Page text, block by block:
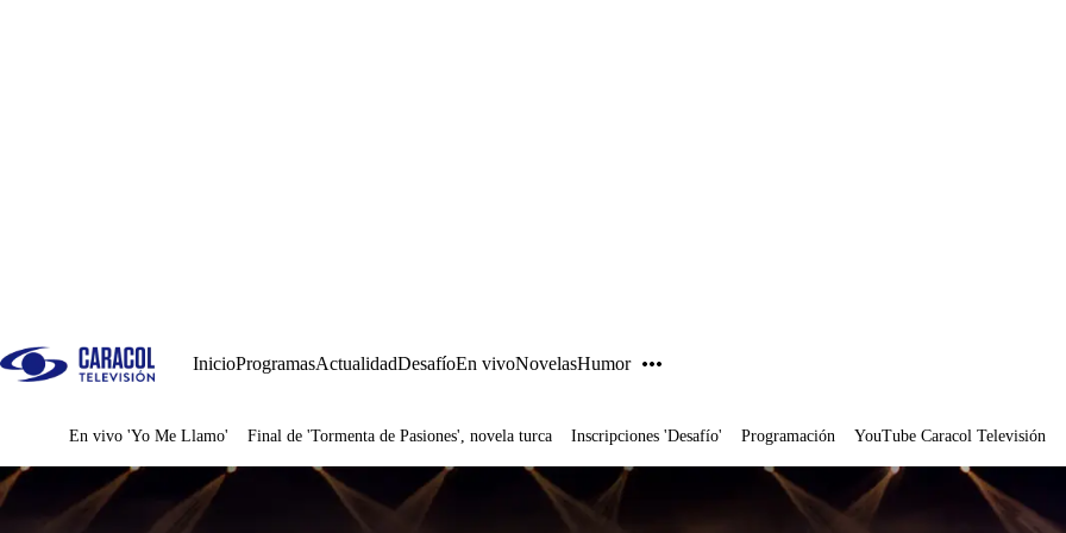
InicioProgramasActualidadDesafíoEn vivoNovelasHumor
Juegos
En vivo 'Yo Me Llamo' Final de 'Tormenta de Pasiones', novela turca Inscripciones 'Desafío' Programación YouTube Caracol Televisión